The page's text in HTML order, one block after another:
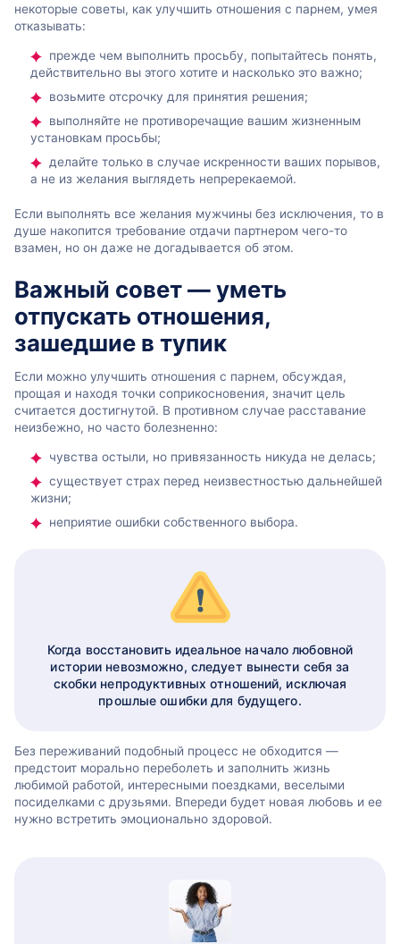
некоторые советы, как улучшить отношения с парнем, умея
отказывать:
прежде чем выполнить просьбу, попытайтесь понять,
действительно вы этого хотите и насколько это важно;
возьмите отсрочку для принятия решения;
выполняйте не противоречащие вашим жизненным
установкам просьбы;
делайте только в случае искренности ваших порывов,
а не из желания выглядеть непререкаемой.
Если выполнять все желания мужчины без исключения, то в
душе накопится требование отдачи партнером чего-то
взамен, но он даже не догадывается об этом.
Важный совет — уметь
отпускать отношения,
зашедшие в тупик
Если можно улучшить отношения с парнем, обсуждая,
прощая и находя точки соприкосновения, значит цель
считается достигнутой. В противном случае расставание
неизбежно, но часто болезненно:
чувства остыли, но привязанность никуда не делась;
существует страх перед неизвестностью дальнейшей
жизни;
неприятие ошибки собственного выбора.
Когда восстановить идеальное начало любовной
истории невозможно, следует вынести себя за
скобки непродуктивных отношений, исключая
прошлые ошибки для будущего.
Без переживаний подобный процесс не обходится —
предстоит морально переболеть и заполнить жизнь
любимой работой, интересными поездками, веселыми
посиделками с друзьями. Впереди будет новая любовь и ее
нужно встретить эмоционально здоровой.